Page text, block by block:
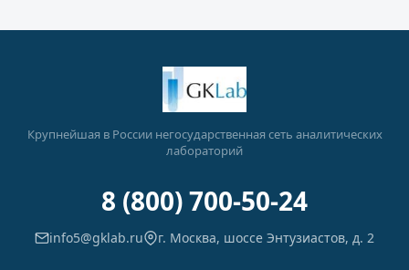
Крупнейшая в России негосударственная сеть аналитических
лабораторий
8 (800) 700-50-24
info5@gklab.ru г. Москва, шоссе Энтузиастов, д. 2